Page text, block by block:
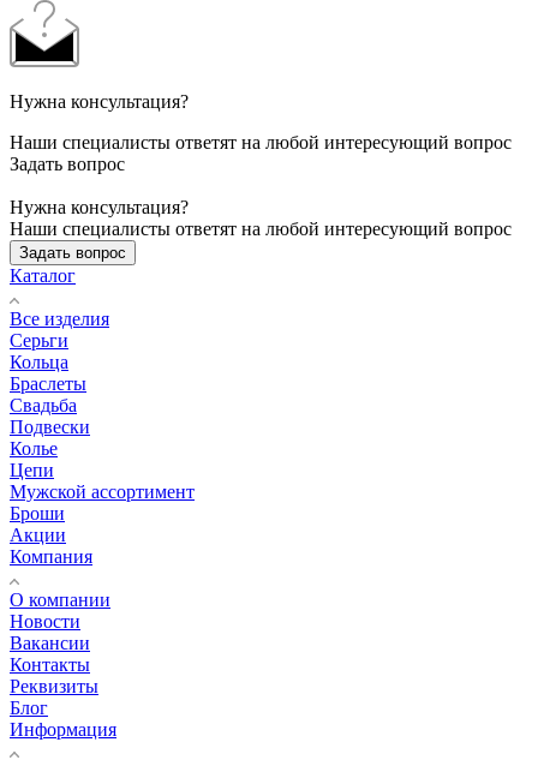
Нужна консультация?
Наши специалисты ответят на любой интересующий вопрос
Задать вопрос
Нужна консультация?
Наши специалисты ответят на любой интересующий вопрос
Задать вопрос
Каталог
Все изделия
Серьги
Кольца
Браслеты
Свадьба
Подвески
Колье
Цепи
Мужской ассортимент
Броши
Акции
Компания
О компании
Новости
Вакансии
Контакты
Реквизиты
Блог
Информация